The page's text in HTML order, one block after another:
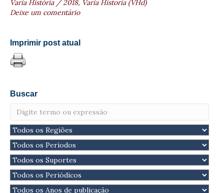
Varia História / 2018, Varia Historia (VHd)
Deixe um comentário
Imprimir post atual
Buscar